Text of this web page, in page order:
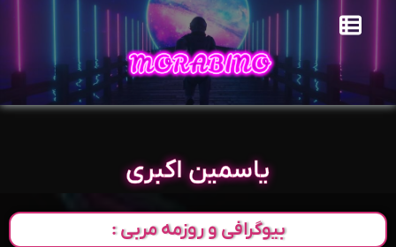
یاسمین اکبری
بیوگرافی و روزمه مربی :